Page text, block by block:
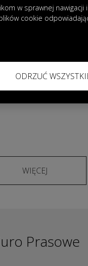
świecie mody
WIĘCEJ
Prasowe
w sprawnej nawigacji
cookie
ODRZUĆ